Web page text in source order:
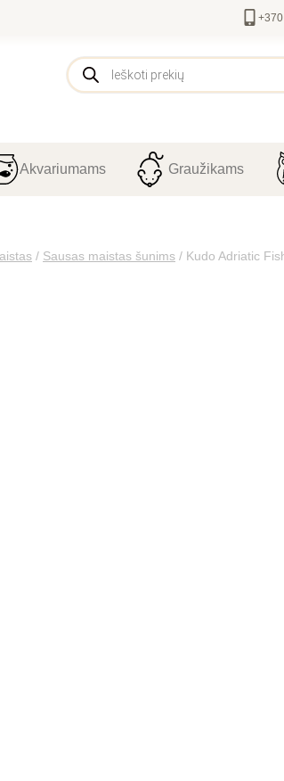
Akvariumams Graužikams
/ Sausas maistas šunims / Kudo Adriatic